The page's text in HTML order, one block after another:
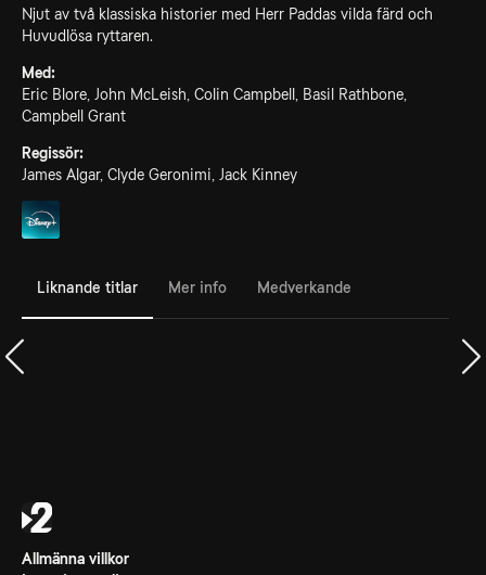
Njut av två klassiska historier med Herr Paddas vilda färd och
Huvudlösa ryttaren.
Med:
Eric Blore, John McLeish, Colin Campbell, Basil Rathbone,
Campbell Grant
Regissör:
James Algar, Clyde Geronimi, Jack Kinney
Liknande titlar Mer info Medverkande
Allmänna villkor